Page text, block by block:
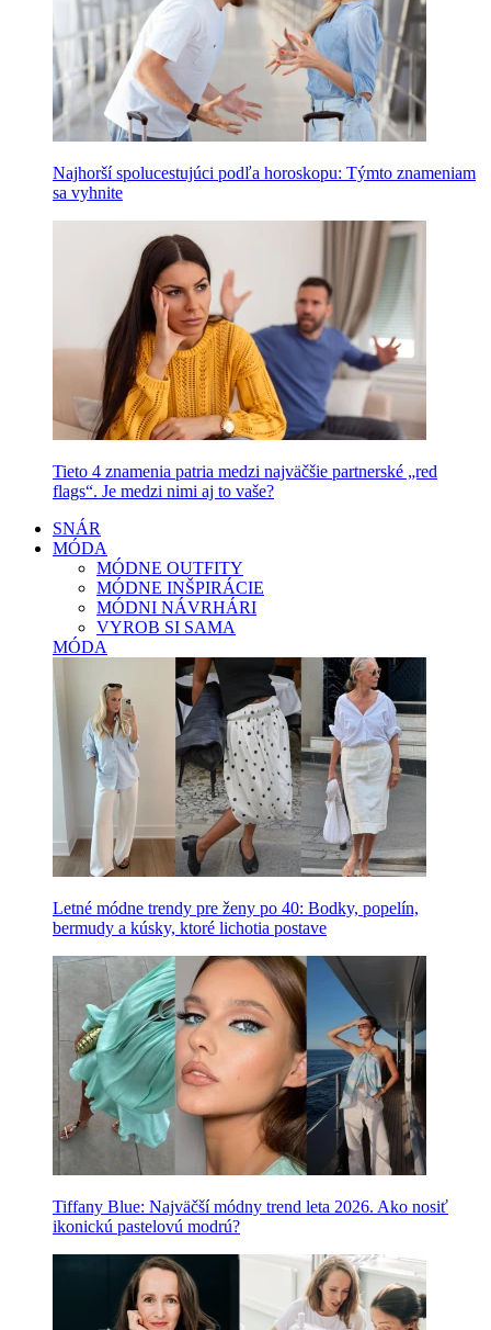
Najhorší spolucestujúci podľa horoskopu: Týmto znameniam
sa vyhnite
Tieto 4 znamenia patria medzi najväčšie partnerské „red
flags“. Je medzi nimi aj to vaše?
SNÁR
MÓDA
MÓDNE OUTFITY
MÓDNE INŠPIRÁCIE
MÓDNI NÁVRHÁRI
VYROB SI SAMA
MÓDA
Letné módne trendy pre ženy po 40: Bodky, popelín,
bermudy a kúsky, ktoré lichotia postave
Tiffany Blue: Najväčší módny trend leta 2026. Ako nosiť
ikonickú pastelovú modrú?